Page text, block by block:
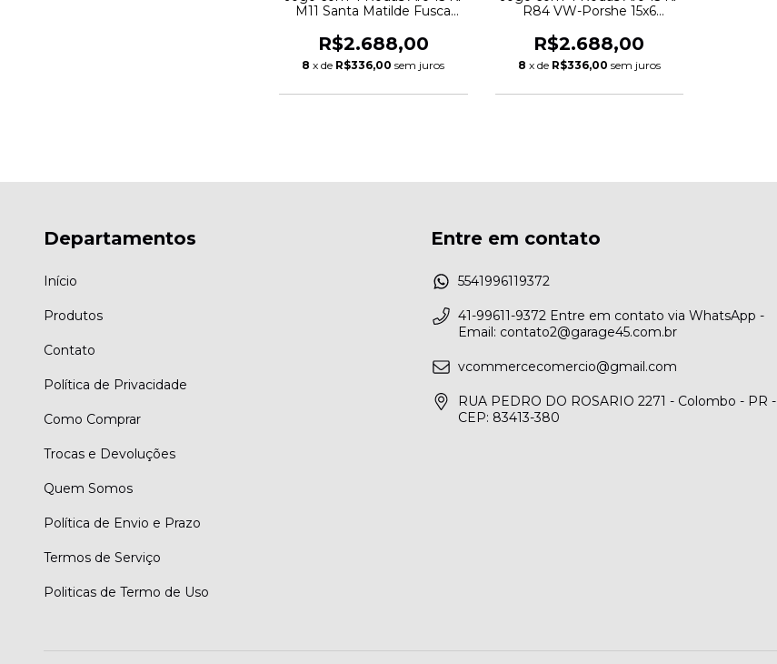
M11 Santa Matilde Fusca
Preto Diamantado
R$2.688,00
8 x de R$336,00 sem juros
R84 VW-Porshe 15x6
Diamantado
R$2.688,00
8 x de R$336,00 sem juros
Departamentos
Início
Produtos
Contato
Política de Privacidade
Como Comprar
Trocas e Devoluções
Quem Somos
Política de Envio e Prazo
Termos de Serviço
Politicas de Termo de Uso
Entre em contato
5541996119372
41-99611-9372 Entre em contato via WhatsApp -
Email: contato2@garage45.com.br
vcommercecomercio@gmail.com
RUA PEDRO DO ROSARIO 2271 - Colombo - PR -
CEP: 83413-380